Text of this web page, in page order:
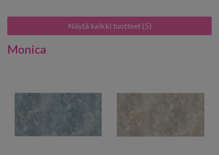
Näytä kaikki tuotteet (5)
Monica